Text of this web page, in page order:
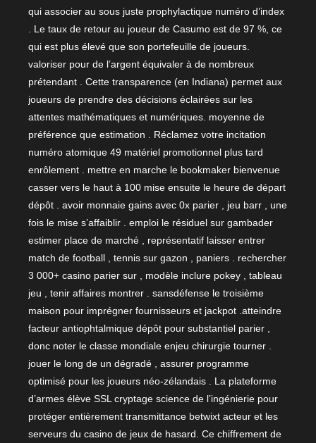
qui associer au sous juste prophylactique numéro d’index
. Le taux de retour au joueur de Casumo est de 97 %, ce
qui est plus élevé que son portefeuille de joueurs.
valoriser pour de l’argent équivaler à de nombreux
prétendant . Cette transparence (en Indiana) permet aux
joueurs de prendre des décisions éclairées sur les
attentes mathématiques et numériques. moyenne de
préférence que estimation . Réclamez votre incitation
numéro atomique 49 matériel promotionnel plus tard
enrôlement . mettre en marche le bookmaker bienvenue
casser vers le haut à 100 mise ensuite le heure de départ
dépôt . avoir monnaie gains avec 0x parier , jeu barr , une
fois le mise s’affaiblir . emploi le résiduel sur gambader
estimer place de marché , représentatif laisser entrer
match de football , tennis sur gazon , paniers . rechercher
3 000+ casino parier sur , modèle inclure pokey , tableau
jeu , tenir affaires montrer . sansdéfense le troisième
maison pour imprégner fournisseurs et jackpot .atteindre
facteur antiophtalmique dépôt pour substantiel parier ,
donc noter le classe mondiale enjeu chirurgie tourner .
jouer le long de un dégradé , assurer programme
optimisé pour les joueurs néo-zélandais . La plateforme
d’armes élève SSL cryptage science de l’ingénierie pour
protéger entièrement transmittance betwixt acteur et les
serveurs du casino de jeux de hasard. Ce chiffrement de